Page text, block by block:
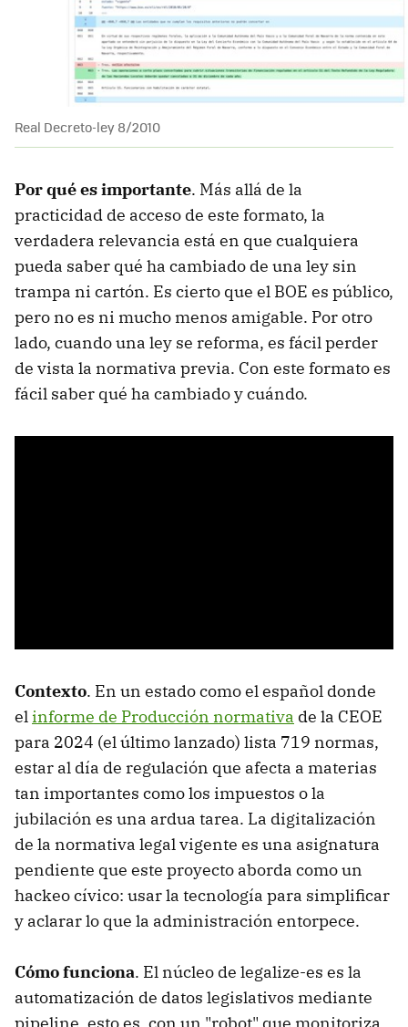
Real Decreto-ley 8/2010
Por qué es importante. Más allá de la
practicidad de acceso de este formato, la
verdadera relevancia está en que cualquiera
pueda saber qué ha cambiado de una ley sin
trampa ni cartón. Es cierto que el BOE es público,
pero no es ni mucho menos amigable. Por otro
lado, cuando una ley se reforma, es fácil perder
de vista la normativa previa. Con este formato es
fácil saber qué ha cambiado y cuándo.
Contexto. En un estado como el español donde
elinforme de Producción normativa de la CEOE
para 2024 (el último lanzado) lista 719 normas,
estar al día de regulación que afecta a materias
tan importantes como los impuestos o la
jubilación es una ardua tarea. La digitalización
de la normativa legal vigente es una asignatura
pendiente que este proyecto aborda como un
hackeo cívico: usar la tecnología para simplificar
y aclarar lo que la administración entorpece.
Cómo funciona. El núcleo de legalize-es es la
automatización de datos legislativos mediante